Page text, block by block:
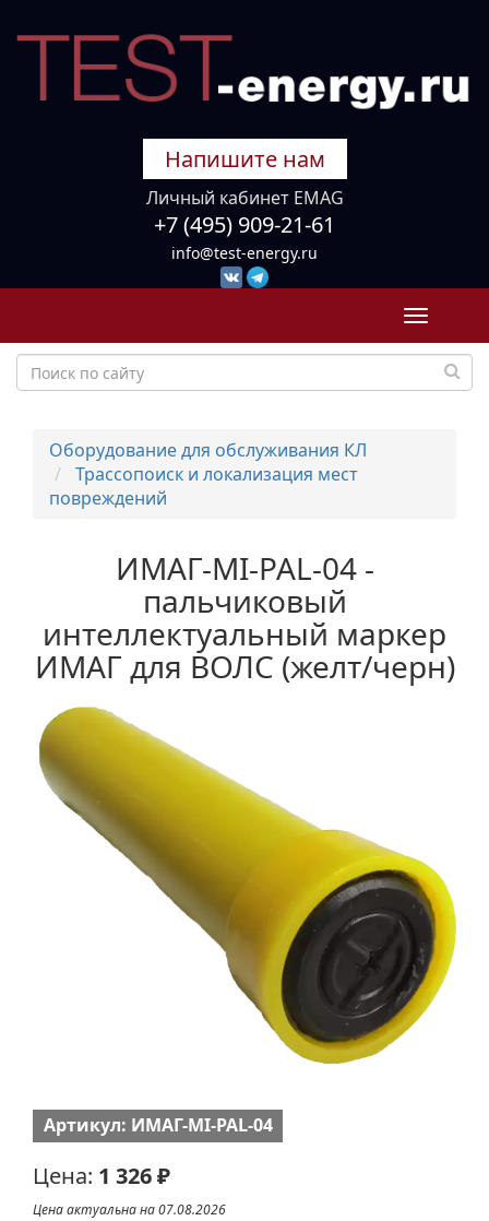
Напишите нам
Личный кабинет EMAG
+7 (495) 909-21-61
info@test-energy.ru
Toggle
Оборудование для обслуживания КЛ
Трассопоиск и локализация мест
повреждений
ИМАГ-MI-PAL-04 -
пальчиковый
интеллектуальный маркер
ИМАГ для ВОЛС (желт/черн)
Артикул: ИМАГ-MI-PAL-04
Цена: 1 326 ₽
Цена актуальна на 07.08.2026